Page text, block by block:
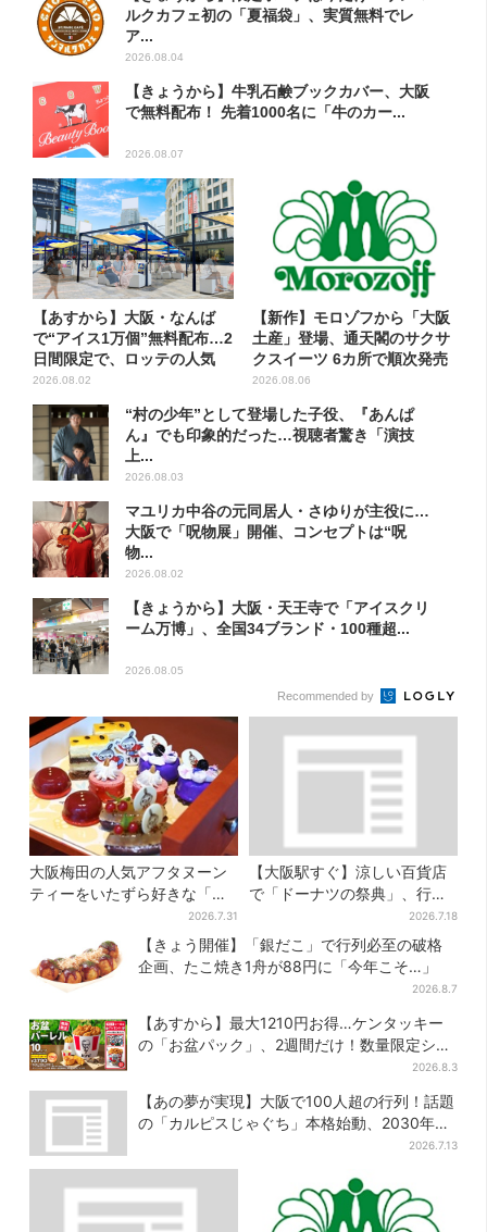
ルクカフェ初の「夏福袋」、実質無料でレ
ア...
2026.08.04
【きょうから】牛乳石鹸ブックカバー、大阪
で無料配布！ 先着1000名に「牛のカー...
2026.08.07
【あすから】大阪・なんば
で“アイス1万個”無料配布…2
日間限定で、ロッテの人気
商...
2026.08.02
【新作】モロゾフから「大阪
土産」登場、通天閣のサクサ
クスイーツ 6カ所で順次発売
2026.08.06
“村の少年”として登場した子役、『あんぱ
ん』でも印象的だった…視聴者驚き「演技
上...
2026.08.03
マユリカ中谷の元同居人・さゆりが主役に…
大阪で「呪物展」開催、コンセプトは“呪
物...
2026.08.02
【きょうから】大阪・天王寺で「アイスクリ
ーム万博」、全国34ブランド・100種超...
2026.08.05
Recommended by
大阪梅田の人気アフタヌーン
ティーをいたずら好きな「リ
トルミイ」がジャック！「ム
ーミン」たちとバカンスへ
2026.7.31
【大阪駅すぐ】涼しい百貨店
で「ドーナツの祭典」、行列
店の“できたて”＆限定メニュ
ーも
2026.7.18
【きょう開催】「銀だこ」で行列必至の破格
企画、たこ焼き1舟が88円に「今年こそ…」
2026.8.7
【あすから】最大1210円お得…ケンタッキー
の「お盆パック」、2週間だけ！数量限定シー
2026.8.3
【あの夢が実現】大阪で100人超の行列！話題
の「カルピスじゃぐち」本格始動、2030年ま
2026.7.13